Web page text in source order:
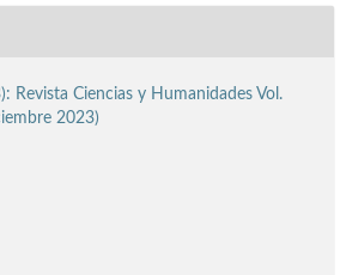
Revista Ciencias y Humanidades Vol.
2023)